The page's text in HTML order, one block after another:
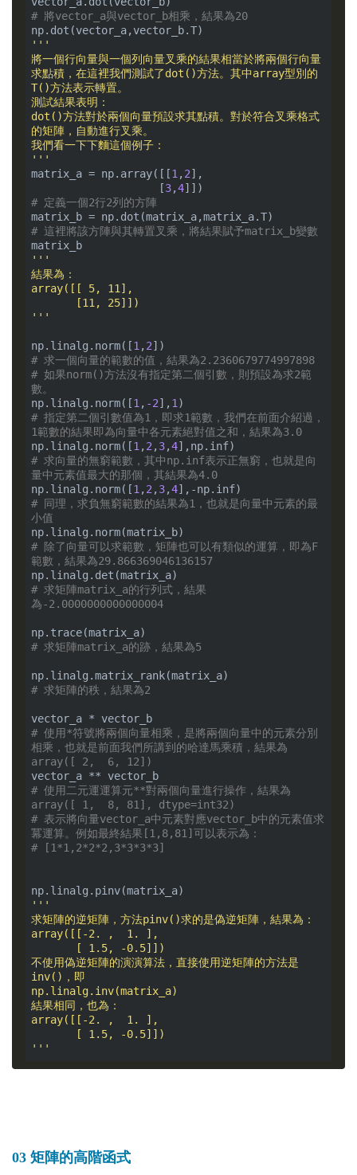
# 將vector_a與vector_b相乘，結果為20
'''
將一個行向量與一個列向量叉乘的結果相當於將兩個行向量
求點積，在這裡我們測試了dot()方法。其中array型別的
T()方法表示轉置。
測試結果表明：
dot()方法對於兩個向量預設求其點積。對於符合叉乘格式
的矩陣，自動進行叉乘。
我們看一下下麵這個例子：
'''
matrix_a = np.array([[1 , 2],
[3,4
# 定義一個2行2列的方陣
# 這裡將該方陣與其轉置叉乘，將結果賦予matrix_b變數
'''
結果為：
array([[ 5, 11],
[11, 25]])
'''
np.linalg.norm([1 , 2
# 求一個向量的範數的值，結果為2.2360679774997898
# 如果norm()方法沒有指定第二個引數，則預設為求2範
數。
np.linalg.norm([1 , -2], 1
# 指定第二個引數值為1，即求1範數，我們在前面介紹過，
1範數的結果即為向量中各元素絕對值之和，結果為3.0
np.linalg.norm([1 , 2 , 3,4
# 求向量的無窮範數，其中np.inf表示正無窮，也就是向
量中元素值最大的那個，其結果為4.0
np.linalg.norm([1 , 2 , 3,4
# 同理，求負無窮範數的結果為1，也就是向量中元素的最
小值
# 除了向量可以求範數，矩陣也可以有類似的運算，即為F
範數，結果為29.866369046136157
# 求矩陣matrix_a的行列式，結果
為-2.0000000000000004
# 求矩陣matrix_a的跡，結果為5
# 求矩陣的秩，結果為2
# 使用*符號將兩個向量相乘，是將兩個向量中的元素分別
相乘，也就是前面我們所講到的哈達馬乘積，結果為
array([ 2,  6, 12])
# 使用二元運運算元**對兩個向量進行操作，結果為
array([ 1,  8, 81], dtype=int32)
# 表示將向量vector_a中元素對應vector_b中的元素值求
冪運算。例如最終結果[1,8,81]可以表示為：
# [1*1,2*2*2,3*3*3*3]
'''
求矩陣的逆矩陣，方法pinv()求的是偽逆矩陣，結果為：
array([[-2. ,  1. ],
[ 1.5, -0.5]])
不使用偽逆矩陣的演演算法，直接使用逆矩陣的方法是
inv()，即
np.linalg.inv(matrix_a)
結果相同，也為：
array([[-2. ,  1. ],
[ 1.5, -0.5]])
'''
03 矩陣的高階函式